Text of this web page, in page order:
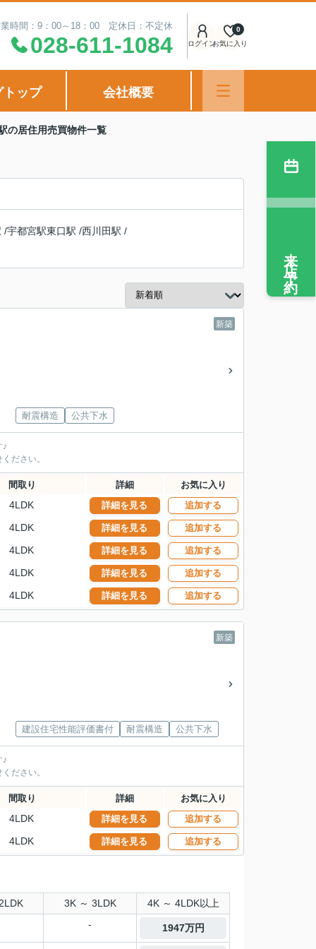
時間：9：00～18：00 定休日：不定休
028-611-1084 ログインお気に入り
0
トップ 会社概要
の居住用売買物件一覧
/宇都宮駅東口駅 /西川田駅 /
新築
耐震構造 公共下水
♪
ださい。
間取り 詳細 お気に入り
4LDK 詳細を見る 追加する
4LDK 詳細を見る 追加する
4LDK 詳細を見る 追加する
4LDK 詳細を見る 追加する
4LDK 詳細を見る 追加する
新築
建設住宅性能評価書付 耐震構造 公共下水
♪
ださい。
間取り 詳細 お気に入り
4LDK 詳細を見る 追加する
4LDK 詳細を見る 追加する
3K ～ 3LDK
4K ～ 4LDK以上
-
1947万円
来店予約